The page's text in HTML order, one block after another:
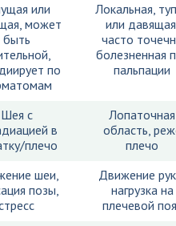
или
может
быть
по
Локальная,
или
часто
болезненная
пальпации
Шея с
в
плечо
Лопаточная
область,
плечо
шеи,
позы,
Движение
нагрузка на
плечевой